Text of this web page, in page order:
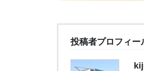
投稿者プロフィー